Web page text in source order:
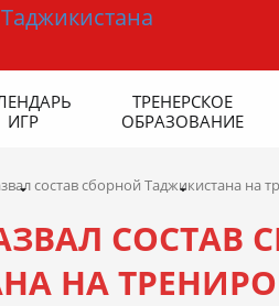
ИГР
ТРЕНЕРСКОЕ
ОБРАЗОВАНИЕ
состав сборной Таджикистана на
СОСТАВ
НА